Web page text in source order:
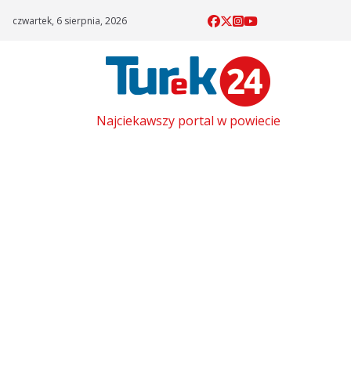
czwartek, 6 sierpnia, 2026
Najciekawszy portal w powiecie